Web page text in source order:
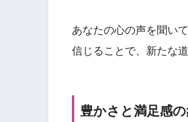
あなたの心の声を聞い
信じることで、新たな
豊かさと満足感